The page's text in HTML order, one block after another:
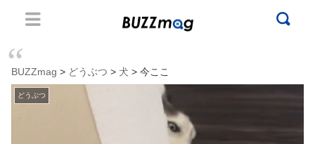
BUZZmag > どうぶつ > 犬 > 今ここ
どうぶつ